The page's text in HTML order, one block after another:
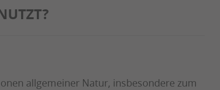
allgemeiner Natur, insbesondere zum